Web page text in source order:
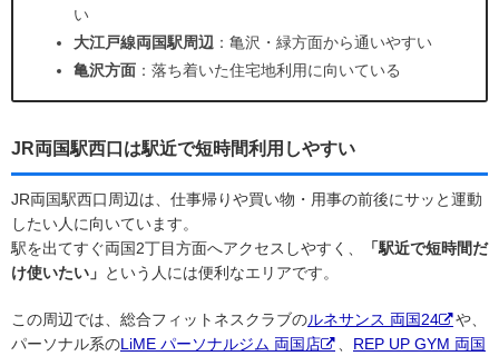
い
大江戸線両国駅周辺 ：亀沢・緑方面から通いやすい
亀沢方面 ：落ち着いた住宅地利用に向いている
JR両国駅西口は駅近で短時間利用しやすい
JR両国駅西口周辺は、仕事帰りや買い物・用事の前後にサッと運動
したい人に向いています。
駅を出てすぐ両国2丁目方面へアクセスしやすく、
「駅近で短時間だ
け使いたい」 という人には便利なエリアです。
この周辺では、総合フィットネスクラブのルネサンス 両国24
や、
パーソナル系のLiME パーソナルジム 両国店 、 REP UP GYM 両国